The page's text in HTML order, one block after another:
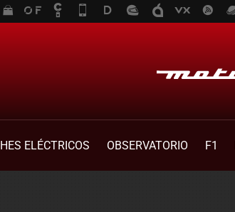
ELÉCTRICOS OBSERVATORIO F1